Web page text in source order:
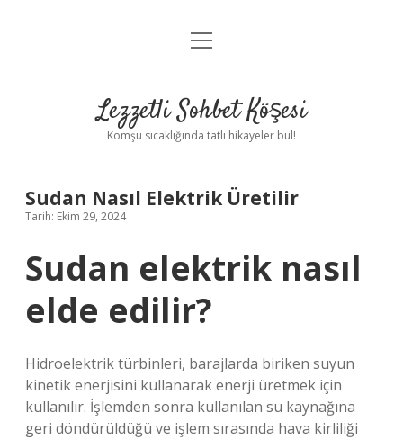
Anasayfa
Yasal Uyarı
menüyü
Lezzetli Sohbet Köşesi
Komşu sıcaklığında tatlı hikayeler bul!
Sudan Nasıl Elektrik Üretilir
Tarih: Ekim 29, 2024
Sudan elektrik nasıl
elde edilir?
Hidroelektrik türbinleri, barajlarda biriken suyun
kinetik enerjisini kullanarak enerji üretmek için
kullanılır. İşlemden sonra kullanılan su kaynağına
geri döndürüldüğü ve işlem sırasında hava kirliliği